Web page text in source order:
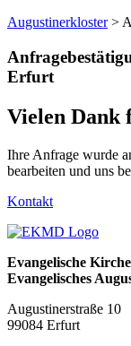
Augustinerkloster>
Erfurt
Vielen Dank
Ihre Anfrage wurde
bearbeiten und uns
Kontakt
Evangelische
Evangelisches
Augustinerstraße 10
99084 Erfurt